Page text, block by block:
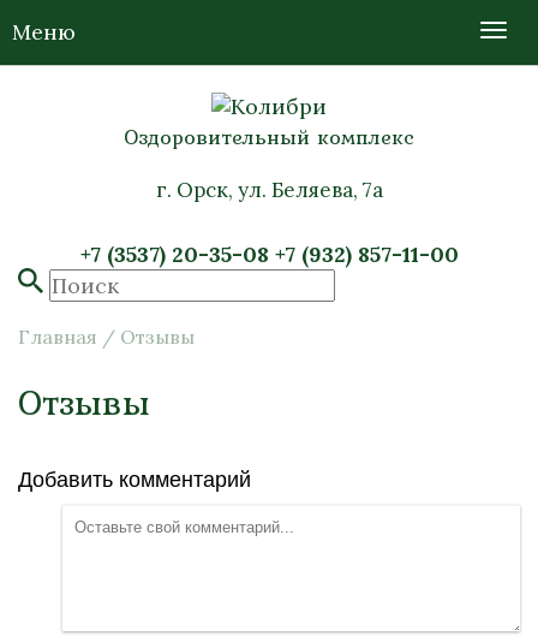
Оздоровительный комплекс
г. Орск, ул. Беляева, 7а
+7 (3537) 20-35-08 +7 (932) 857-11-00
Меню
Главная / Отзывы
Отзывы
Добавить комментарий